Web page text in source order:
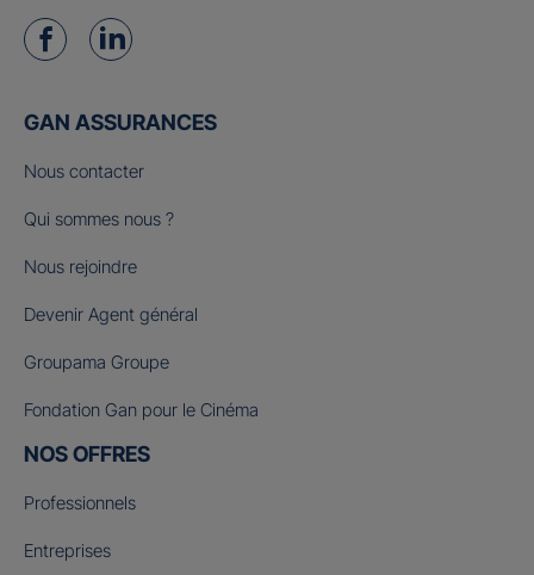
GAN ASSURANCES
Nous contacter
Qui sommes nous ?
Nous rejoindre
Devenir Agent général
Groupama Groupe
Fondation Gan pour le Cinéma
NOS OFFRES
Professionnels
Entreprises